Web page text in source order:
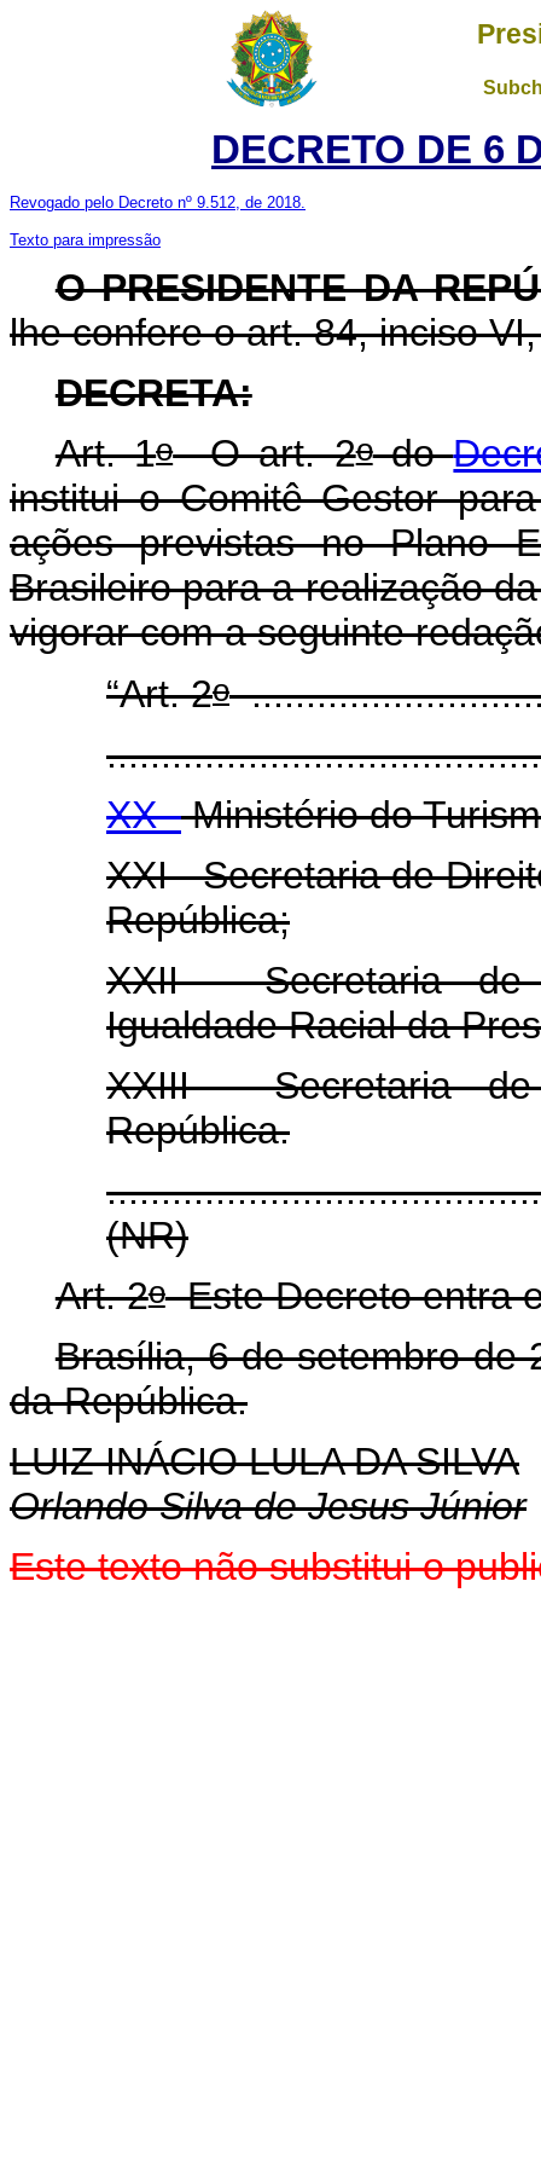
DECRETO DE 6
Revogado pelo Decreto nº 9.512, de 2018.
Texto para impressão
O PRESIDENTE DA
lhe confere o art. 84, inciso
DECRETA:
Art. 1oO art. 2odo
institui o Comitê Gestor
ações previstas no Plano
Brasileiro para a realização
vigorar com a seguinte
“Art. 2o
XX -Ministério do
XXI - Secretaria de
República;
XXII - Secretaria de
Igualdade Racial da
XXIII - Secretaria
República.
(NR)
Art. 2oEste Decreto entra
Brasília, 6 de setembro de
da República.
LUIZ INÁCIO LULA DA SILVA
Orlando Silva de Jesus Júnior
Este texto não substitui o